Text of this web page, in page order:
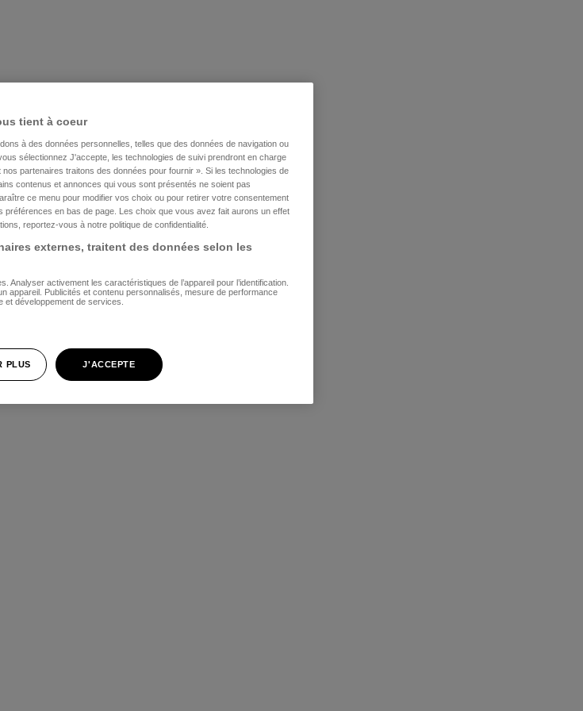
tient à coeur
à des données personnelles, telles que des données de navigation ou
sélectionnez J'accepte, les technologies de suivi prendront en charge
partenaires traitons des données pour fournir ». Si les technologies de
contenus et annonces qui vous sont présentés ne soient pas
ce menu pour modifier vos choix ou pour retirer votre consentement
préférences en bas de page. Les choix que vous avez fait aurons un effet
reportez-vous à notre politique de confidentialité.
externes, traitent des données selon les
Analyser activement les caractéristiques de l’appareil pour l’identification.
appareil. Publicités et contenu personnalisés, mesure de performance
et développement de services.
PLUS J'ACCEPTE